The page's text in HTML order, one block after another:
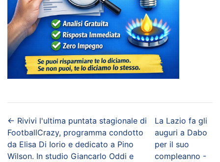
← Rivivi l'ultima puntata stagionale di
FootballCrazy, programma condotto
da Elisa Di Iorio e dedicato a Pino
Wilson. In studio Giancarlo Oddi e
La Lazio fa gli
auguri a Dabo
per il suo
compleanno -